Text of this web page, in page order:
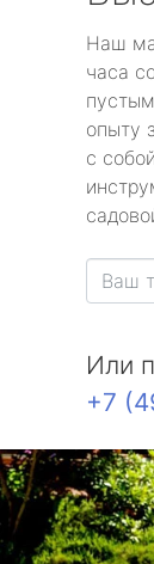
Наш
часа
опыту
с
Или
+7